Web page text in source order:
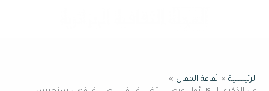
الرئيسية
ثقافة المقال